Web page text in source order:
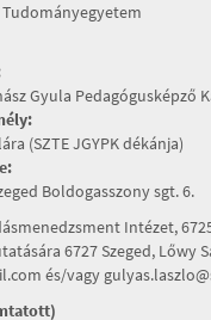
Tudományegyetem
Gyula Pedagógusképző
(SZTE JGYPK dékánja)
Boldogasszony sgt. 6.
Intézet,
6727 Szeged, Lőwy
és/vagy